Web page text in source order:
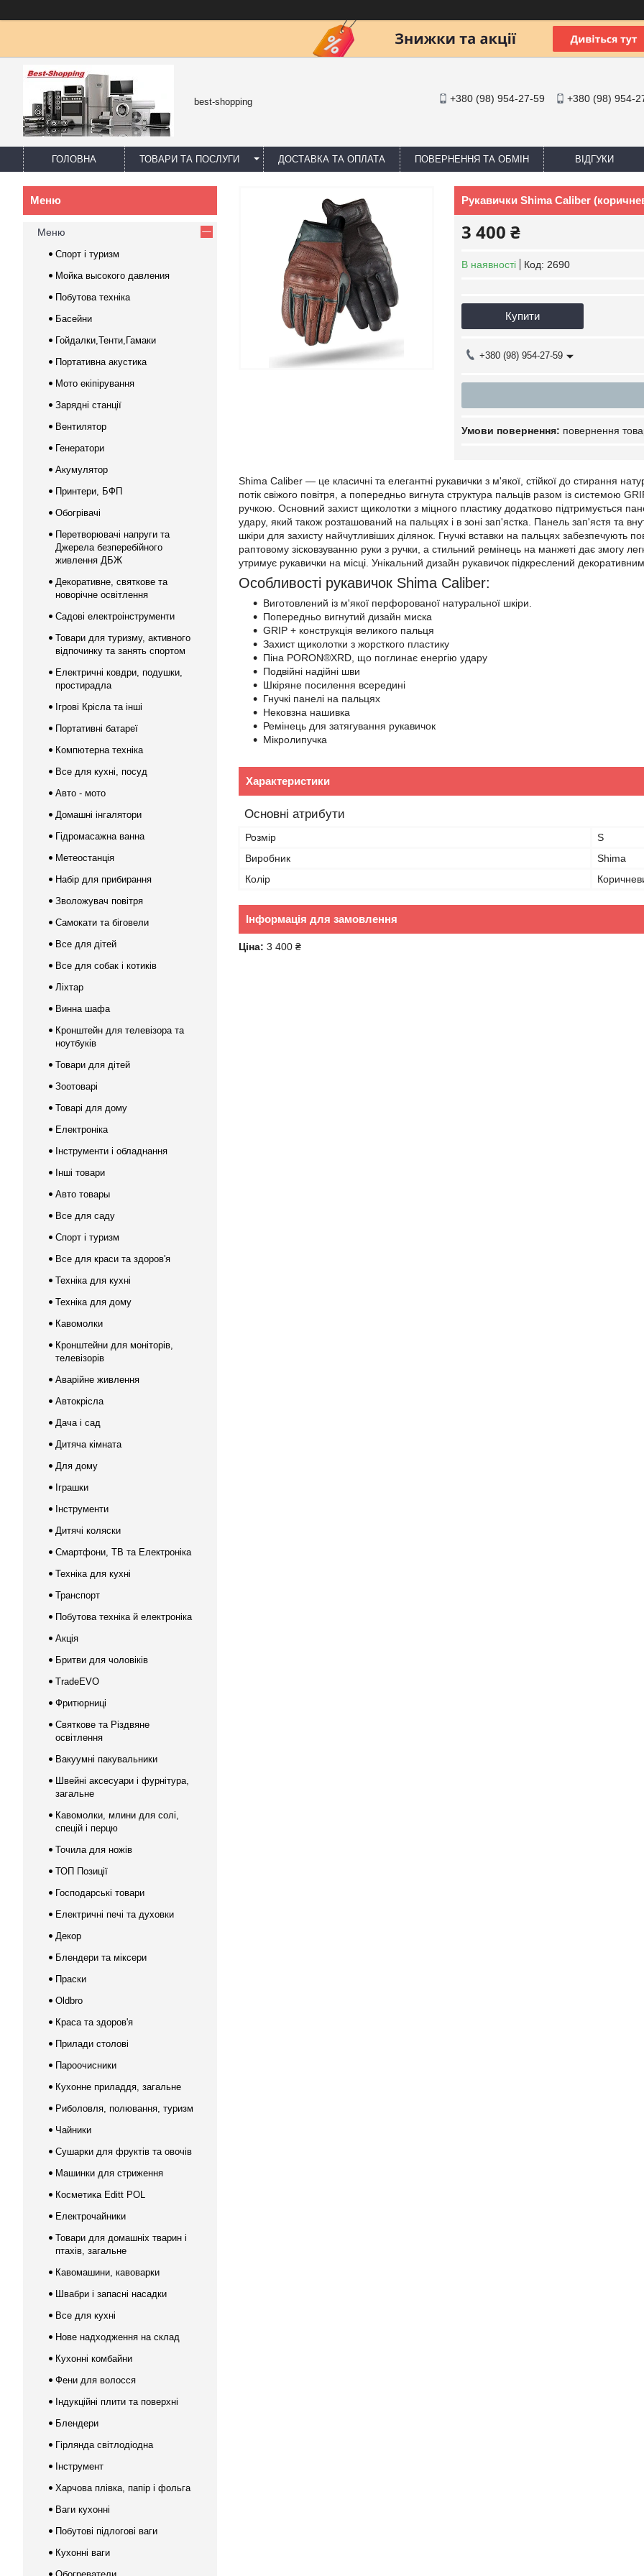
best-shopping +380 (98) 954-27-59 +380 (98) 954-
ГОЛОВНА ТОВАРИ ТА ПОСЛУГИ ДОСТАВКА ТА ОПЛАТА ПОВЕРНЕННЯ ТА ОБМІН ВІДГУКИ
Рукавички Shima Caliber
3 400 ₴
В наявності Код: 2690
Купити
+380 (98) 954-27-59
повернення
Shima Caliber — це класичні та елегантні рукавички з м'якої, стійкої до стирання
потік свіжого повітря, а попередньо вигнута структура пальців разом із системою
ручкою. Основний захист щиколотки з міцного пластику додатково підтримується
удару, який також розташований на пальцях і в зоні зап'ястка. Панель зап'ястя та
шкіри для захисту найчутливіших ділянок. Гнучкі вставки на пальцях забезпечують
раптовому зісковзуванню руки з ручки, а стильний ремінець на манжеті дає змогу
утримує рукавички на місці. Унікальний дизайн рукавичок підкреслений
Особливості рукавичок Shima Caliber:
Виготовлений із м'якої перфорованої натуральної шкіри.
Попередньо вигнутий дизайн миска
GRIP + конструкція великого пальця
Захист щиколотки з жорсткого пластику
Піна PORON®XRD, що поглинає енергію удару
Подвійні надійні шви
Шкіряне посилення всередині
Гнучкі панелі на пальцях
Нековзна нашивка
Ремінець для затягування рукавичок
Мікролипучка
Характеристики
Основні атрибути
Розмір
S
Виробник
Shima
Колір
Інформація для замовлення
Ціна: 3 400 ₴
Меню
Спорт і туризм
Мойка высокого давления
Побутова техніка
Басейни
Гойдалки,Тенти,Гамаки
Портативна акустика
Мото екіпірування
Зарядні станції
Вентилятор
Генератори
Акумулятор
Принтери, БФП
Обогрівачі
Перетворювачі напруги та
Джерела безперебійного
живлення ДБЖ
Декоративне, святкове та
новорічне освітлення
Садові електроінструменти
Товари для туризму, активного
відпочинку та занять спортом
Електричні ковдри, подушки,
простирадла
Ігрові Крісла та інші
Портативні батареї
Компютерна техніка
Все для кухні, посуд
Авто - мото
Домашні інгалятори
Гідромасажна ванна
Метеостанція
Набір для прибирання
Зволожувач повітря
Самокати та біговели
Все для дітей
Все для собак і котиків
Ліхтар
Винна шафа
Кронштейн для телевізора та
ноутбуків
Товари для дітей
Зоотоварі
Товарі для дому
Електроніка
Інструменти і обладнання
Інші товари
Авто товары
Все для саду
Спорт і туризм
Все для краси та здоров'я
Техніка для кухні
Техніка для дому
Кавомолки
Кронштейни для моніторів,
телевізорів
Аварійне живлення
Автокрісла
Дача і сад
Дитяча кімната
Для дому
Іграшки
Інструменти
Дитячі коляски
Смартфони, ТВ та Електроніка
Техніка для кухні
Транспорт
Побутова техніка й електроніка
Акція
Бритви для чоловіків
TradeEVO
Фритюрниці
Святкове та Різдвяне
освітлення
Вакуумні пакувальники
Швейні аксесуари і фурнітура,
загальне
Кавомолки, млини для солі,
спецій і перцю
Точила для ножів
ТОП Позиції
Господарські товари
Електричні печі та духовки
Декор
Блендери та міксери
Праски
Oldbro
Краса та здоров'я
Прилади столові
Пароочисники
Кухонне приладдя, загальне
Риболовля, полювання, туризм
Чайники
Сушарки для фруктів та овочів
Машинки для стриження
Косметика Editt POL
Електрочайники
Товари для домашніх тварин і
птахів, загальне
Кавомашини, кавоварки
Швабри і запасні насадки
Все для кухні
Нове надходження на склад
Кухонні комбайни
Фени для волосся
Індукційні плити та поверхні
Блендери
Гірлянда світлодіодна
Інструмент
Харчова плівка, папір і фольга
Ваги кухонні
Побутові підлогові ваги
Кухонні ваги